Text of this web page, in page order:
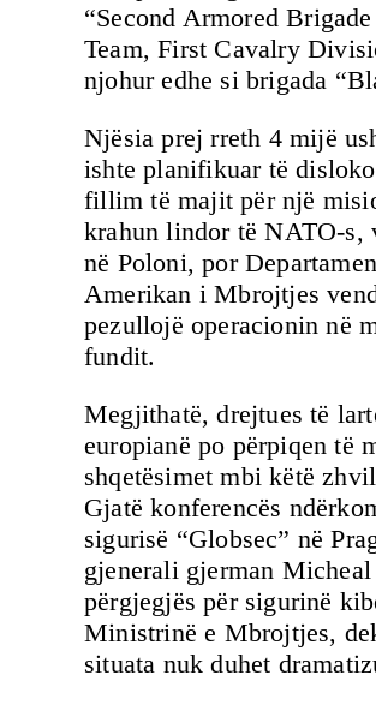
“Second Armored
Team, First Cavalry
njohur edhe si brigada
Njësia prej rreth 4 mijë
ishte planifikuar të
fillim të majit për një
krahun lindor të NATO-s,
në Poloni, por
Amerikan i Mbrojtjes
pezullojë operacionin në
fundit.
Megjithatë, drejtues të
europianë po përpiqen të
shqetësimet mbi këtë
Gjatë konferencës
sigurisë “Globsec” në
gjenerali gjerman Micheal
përgjegjës për sigurinë
Ministrinë e Mbrojtjes,
situata nuk duhet